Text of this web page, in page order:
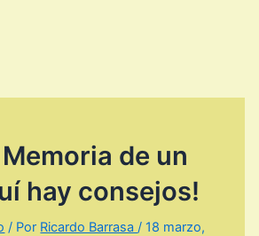
de un
hay consejos!
/ Por Ricardo Barrasa/18 marzo,